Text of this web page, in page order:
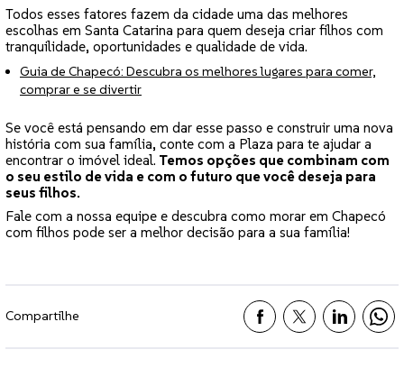
Todos esses fatores fazem da cidade uma das melhores
escolhas em Santa Catarina para quem deseja criar filhos com
tranquilidade, oportunidades e qualidade de vida.
Guia de Chapecó: Descubra os melhores lugares para comer,
comprar e se divertir
Se você está pensando em dar esse passo e construir uma nova
história com sua família, conte com a Plaza para te ajudar a
encontrar o imóvel ideal. Temos opções que combinam com
o seu estilo de vida e com o futuro que você deseja para
seus filhos.
Fale com a nossa equipe e descubra como morar em Chapecó
com filhos pode ser a melhor decisão para a sua família!
Compartilhe